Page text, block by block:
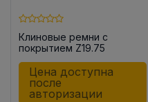
Клиновые ремни с
покрытием Z19.75
Цена доступна
после
авторизации